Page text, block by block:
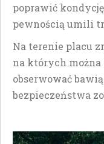
poprawić
pewnością umili
Na terenie placu
na których można
obserwować
bezpieczeństwa